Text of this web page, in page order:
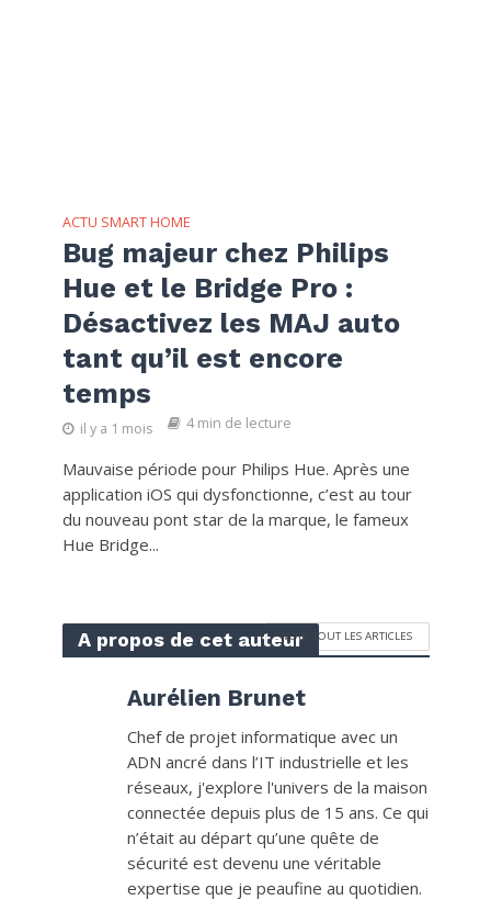
ACTU SMART HOME
Bug majeur chez Philips
Hue et le Bridge Pro :
Désactivez les MAJ auto
tant qu’il est encore
temps
il y a 1 mois 4 min de lecture
Mauvaise période pour Philips Hue. Après une
application iOS qui dysfonctionne, c’est au tour
du nouveau pont star de la marque, le fameux
Hue Bridge...
A propos de cet auteurVOIR TOUT LES ARTICLES
Aurélien Brunet
Chef de projet informatique avec un
ADN ancré dans l’IT industrielle et les
réseaux, j'explore l'univers de la maison
connectée depuis plus de 15 ans. Ce qui
n’était au départ qu’une quête de
sécurité est devenu une véritable
expertise que je peaufine au quotidien.